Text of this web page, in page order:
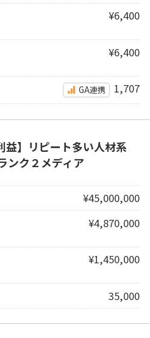
¥6,400
¥6,400
GA連携 1,707
益】リピート多い人材系
ンク２メディア
¥45,000,000
¥4,870,000
¥1,450,000
35,000